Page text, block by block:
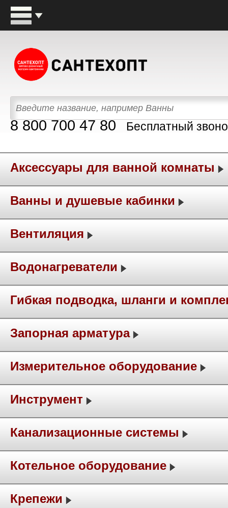
8 800 700 47 80 Бесплатный
Аксессуары для ванной комнаты
Ванны и душевые кабинки
Вентиляция
Водонагреватели
Гибкая подводка, шланги и
Запорная арматура
Измерительное оборудование
Инструмент
Канализационные системы
Котельное оборудование
Крепежи